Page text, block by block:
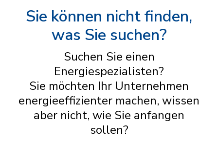
Sie können nicht finden,
was Sie suchen?
Suchen Sie einen
Energiespezialisten?
Sie möchten Ihr Unternehmen
energieeffizienter machen, wissen
aber nicht, wie Sie anfangen
sollen?